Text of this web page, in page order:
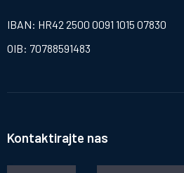
IBAN: HR42 2500 0091 1015 07830
OIB: 70788591483
Kontaktirajte nas